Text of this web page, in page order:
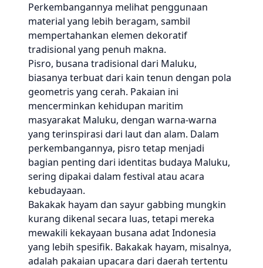
Perkembangannya melihat penggunaan
material yang lebih beragam, sambil
mempertahankan elemen dekoratif
tradisional yang penuh makna.
Pisro, busana tradisional dari Maluku,
biasanya terbuat dari kain tenun dengan pola
geometris yang cerah. Pakaian ini
mencerminkan kehidupan maritim
masyarakat Maluku, dengan warna-warna
yang terinspirasi dari laut dan alam. Dalam
perkembangannya, pisro tetap menjadi
bagian penting dari identitas budaya Maluku,
sering dipakai dalam festival atau acara
kebudayaan.
Bakakak hayam dan sayur gabbing mungkin
kurang dikenal secara luas, tetapi mereka
mewakili kekayaan busana adat Indonesia
yang lebih spesifik. Bakakak hayam, misalnya,
adalah pakaian upacara dari daerah tertentu